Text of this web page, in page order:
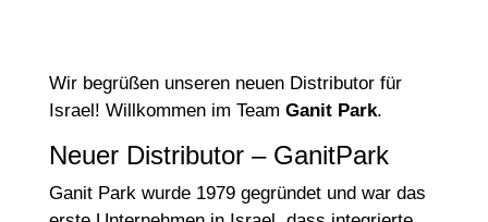
Wir begrüßen unseren neuen Distributor für
Israel! Willkommen im Team Ganit Park.
Neuer Distributor – GanitPark
Ganit Park wurde 1979 gegründet und war das